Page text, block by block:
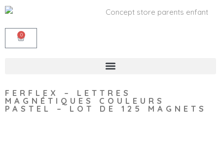
0
FERFLEX – LETTRES
MAGNÉTIQUES COULEURS
PASTEL – LOT DE 125 MAGNETS